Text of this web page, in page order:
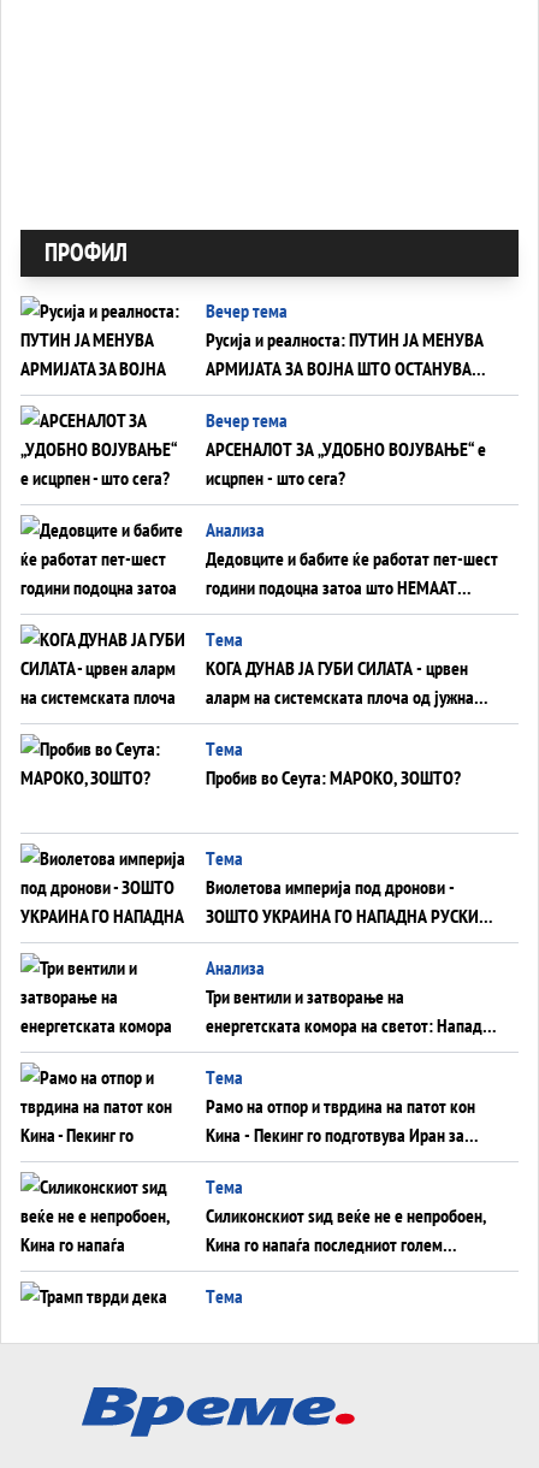
ПРОФИЛ
Вечер тема
Русија и реалноста: ПУТИН ЈА МЕНУВА
АРМИЈАТА ЗА ВОЈНА ШТО ОСТАНУВА
БЕЗ ФРОНТ
Вечер тема
АРСЕНАЛОТ ЗА „УДОБНО ВОЈУВАЊЕ“ е
исцрпен - што сега?
Анализа
Дедовците и бабите ќе работат пет-шест
години подоцна затоа што НЕМААТ
ВНУЦИ ДА ГИ ЗАМЕНАТ
Tема
КОГА ДУНАВ ЈА ГУБИ СИЛАТА - црвен
аларм на системската плоча од јужна
Германија до Црното Море...
Tема
Пробив во Сеута: МАРОКО, ЗОШТО?
Tема
Виолетова империја под дронови -
ЗОШТО УКРАИНА ГО НАПАДНА РУСКИОТ
WILDBERRIES
Aнализа
Три вентили и затворање на
енергетската комора на светот: Нападот
во Суец најавува глобален енергетски
инфаркт?
Tема
Рамо на отпор и тврдина на патот кон
Кина - Пекинг го подготвува Иран за
американска копнена инвазија
Tема
Силиконскиот ѕид веќе не е непробоен,
Кина го напаѓа последниот голем
монопол на Западот?
Tема
Tема
ДЛАБОКО УДОЛУ: Сметководствените